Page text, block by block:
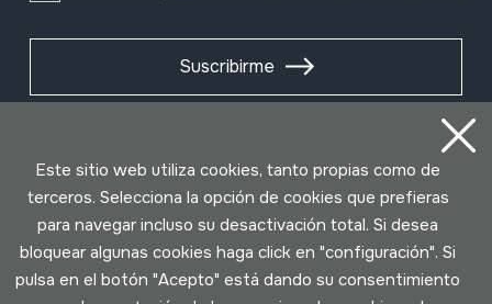
Suscribirme
Este sitio web utiliza cookies, tanto propias como de
terceros. Selecciona la opción de cookies que prefieras
para navegar incluso su desactivación total. Si desea
bloquear algunas cookies haga click en "configuración". Si
pulsa en el botón "Acepto" está dando su consentimiento